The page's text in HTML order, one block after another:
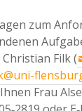
zum
Filk (
Frau